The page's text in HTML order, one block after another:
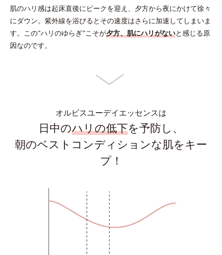
肌のハリ感は起床直後にピークを迎え、 夕方から夜にかけて徐々
にダウン。 紫外線を浴びるとその速度はさらに加速してしまいま
す。 この"ハリのゆらぎ"こそが夕方、肌にハリがないと感じる原
因なのです。
オルビスユーデイエッセンスは
日中のハリの低下を予防し、
朝のベストコンディションな肌をキー
プ！